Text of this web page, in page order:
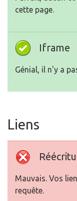
cette page.
Iframe
Génial, il n'y a
Liens
Mauvais. Vos
requête.